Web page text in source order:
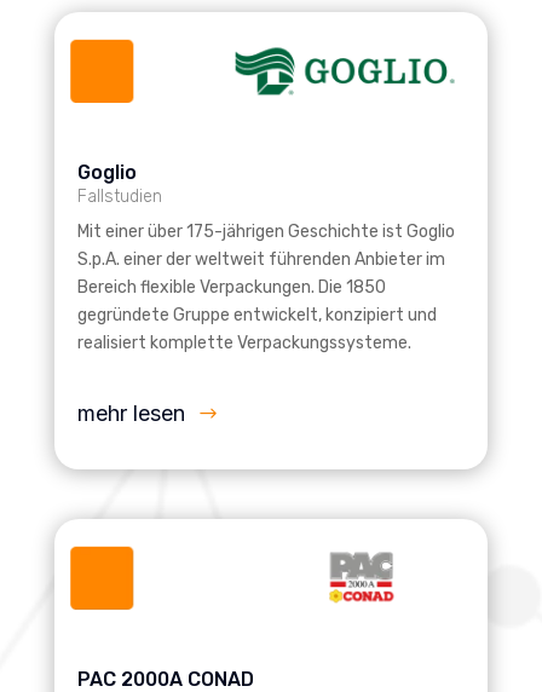
Goglio
Fallstudien
Mit einer über 175-jährigen Geschichte ist Goglio
S.p.A. einer der weltweit führenden Anbieter im
Bereich flexible Verpackungen. Die 1850
gegründete Gruppe entwickelt, konzipiert und
realisiert komplette Verpackungssysteme.
mehr lesen
PAC 2000A CONAD